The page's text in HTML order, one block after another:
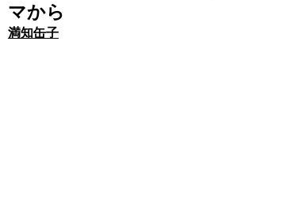
マから
満知缶子